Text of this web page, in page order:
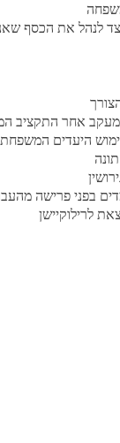
לנהל את הכסף
אחר התקציב
היעדים
בפני פרישה
לרילוקיישן